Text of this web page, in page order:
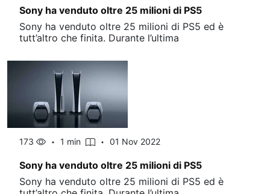
Sony ha venduto oltre 25 milioni di PS5
Sony ha venduto oltre 25 milioni di PS5 ed è
tutt’altro che finita. Durante l’ultima
173 1 min 01 Nov 2022
Sony ha venduto oltre 25 milioni di PS5
Sony ha venduto oltre 25 milioni di PS5 ed è